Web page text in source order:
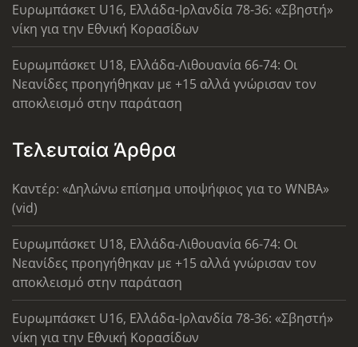
Ευρωμπάσκετ U16, Ελλάδα-Ιρλανδία 78-36: «Σβηστή»
νίκη για την Εθνική Κορασίδων
Ευρωμπάσκετ U18, Ελλάδα-Λιθουανία 66-74: Οι
Νεανίδες προηγήθηκαν με +15 αλλά γνώρισαν τον
αποκλεισμό στην παράταση
Τελευταία Άρθρα
Καντέρ: «Δηλώνω επίσημα υποψήφιος για το WNBA»
(vid)
Ευρωμπάσκετ U18, Ελλάδα-Λιθουανία 66-74: Οι
Νεανίδες προηγήθηκαν με +15 αλλά γνώρισαν τον
αποκλεισμό στην παράταση
Ευρωμπάσκετ U16, Ελλάδα-Ιρλανδία 78-36: «Σβηστή»
νίκη για την Εθνική Κορασίδων